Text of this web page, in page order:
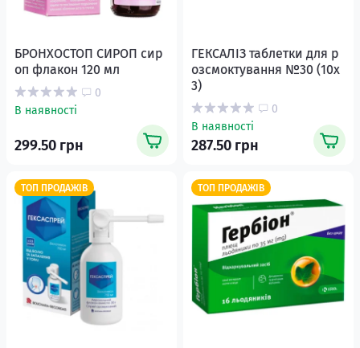
БРОНХОСТОП СИРОП сир
оп флакон 120 мл
0
В наявності
299.50 грн
ГЕКСАЛІЗ таблетки для р
озсмоктування №30 (10х
3)
0
В наявності
287.50 грн
ТОП ПРОДАЖІВ ТОП ПРОДАЖІВ